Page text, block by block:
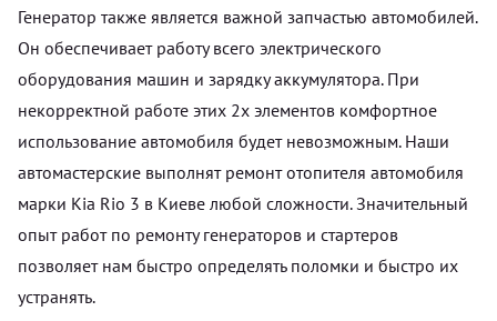
Генератор также является важной запчастью автомобилей.
Он обеспечивает работу всего электрического
оборудования машин и зарядку аккумулятора. При
некорректной работе этих 2х элементов комфортное
использование автомобиля будет невозможным. Наши
автомастерские выполнят ремонт отопителя автомобиля
марки Kia Rio 3 в Киеве любой сложности. Значительный
опыт работ по ремонту генераторов и стартеров
позволяет нам быстро определять поломки и быстро их
устранять.